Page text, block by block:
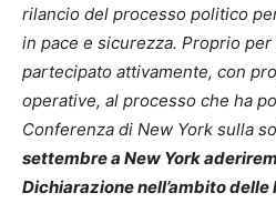
rilancio del processo politico
in pace e sicurezza. Proprio per
partecipato attivamente, con
operative, al processo che ha
Conferenza di New York sulla
settembre a New York
Dichiarazione nell’ambito delle